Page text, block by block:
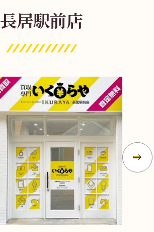
無 料
電話で今すぐ無料査定
総合受付 10:00-19:00（年中無休）/通話料無料
長居駅前店